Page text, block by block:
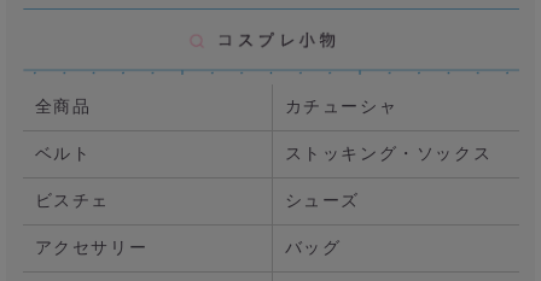
全商品
カチューシャ
ベルト
ストッキング・ソックス
ビスチェ
シューズ
アクセサリー
バッグ